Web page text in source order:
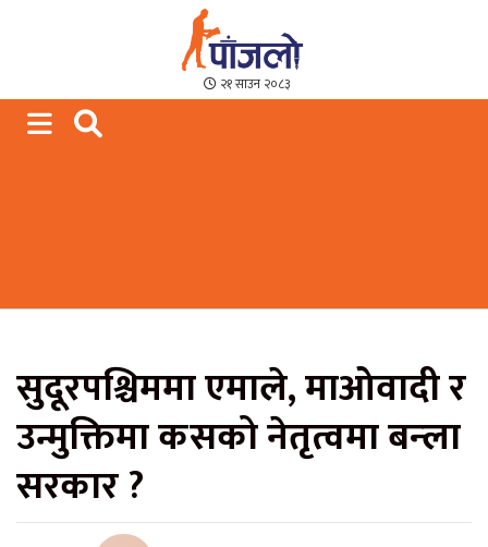
Paajalo News
We are from Far West Nepal
२१ साउन २०८३
सुदूरपश्चिममा एमाले, माओवादी र
उन्मुक्तिमा कसको नेतृत्वमा बन्ला
सरकार ?